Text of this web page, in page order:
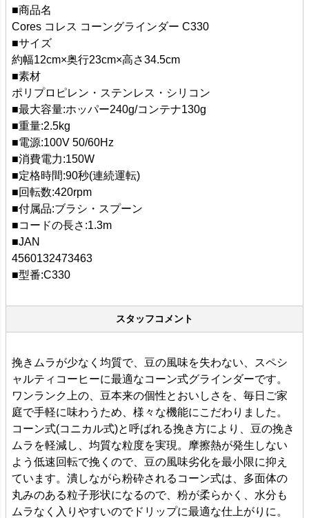
■商品名
Cores コレス コーングラインダー C330
■サイズ
約幅12cm×奥行23cm×高さ34.5cm
■素材
ポリプロピレン・ステンレス・シリコン
■最大容量:ホッパー240g/コンテナ130g
■重量:2.5kg
■電源:100V 50/60Hz
■消費電力:150W
■定格時間:90秒(連続運転)
■回転数:420rpm
■付属品:ブラシ・スプーン
■コードの長さ:1.3m
■JAN
4560132473463
■型番:C330
スタッフコメント
挽きムラが少なく均質で、豆の風味を失わない、スペシ
ャルティコーヒーに最適なコーン式グラインダーです。
ワンランク上の、豆本来の個性とおいしさを、毎日ご家
庭で手軽に味わうため、様々な機能にこだわりました。
コーン式(コニカル式)と呼ばれる挽き方により、豆の挽き
ムラを軽減し、均質な粒度を実現。摩擦熱が発生しない
よう低速回転で挽くので、豆の風味劣化を最小限に抑え
ています。潰しながら粉砕されるコーン式は、多面体の
丸みのある粒子形状になるので、粉が柔らかく、水分も
ムラなく入りやすいのでドリップに最適な仕上がりに。